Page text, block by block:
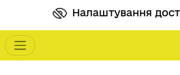
Налаштування
Main navigation